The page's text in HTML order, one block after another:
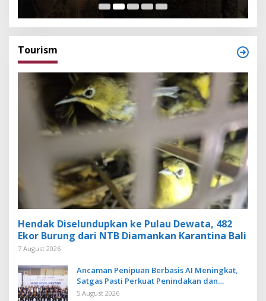
Tourism
Hendak Diselundupkan ke Pulau Dewata, 482
Ekor Burung dari NTB Diamankan Karantina Bali
7 August 2026
Ancaman Penipuan Berbasis AI Meningkat,
Satgas Pasti Perkuat Penindakan dan
Pengembangan Aplikasi Anti Penipuan
5 August 2026